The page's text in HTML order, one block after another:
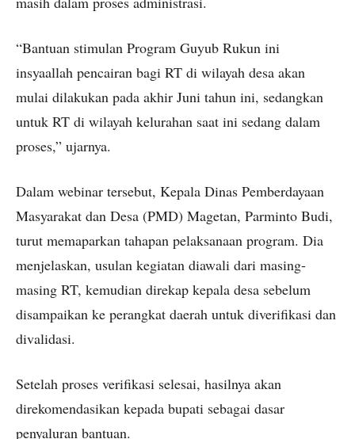
“Bantuan stimulan Program Guyub Rukun ini
insyaallah pencairan bagi RT di wilayah desa akan
mulai dilakukan pada akhir Juni tahun ini, sedangkan
untuk RT di wilayah kelurahan saat ini sedang dalam
proses,” ujarnya.
Dalam webinar tersebut, Kepala Dinas Pemberdayaan
Masyarakat dan Desa (PMD) Magetan, Parminto Budi,
turut memaparkan tahapan pelaksanaan program. Dia
menjelaskan, usulan kegiatan diawali dari masing-
masing RT, kemudian direkap kepala desa sebelum
disampaikan ke perangkat daerah untuk diverifikasi dan
divalidasi.
Setelah proses verifikasi selesai, hasilnya akan
direkomendasikan kepada bupati sebagai dasar
penyaluran bantuan.